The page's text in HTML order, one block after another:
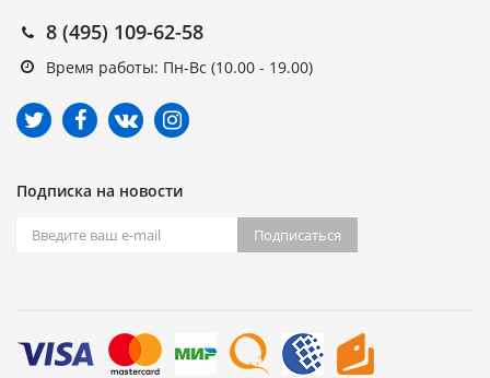
8 (495) 109-62-58
Время работы: Пн-Вс (10.00 - 19.00)
Подписка на новости
Подписаться